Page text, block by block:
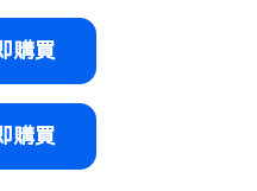
購買
購買